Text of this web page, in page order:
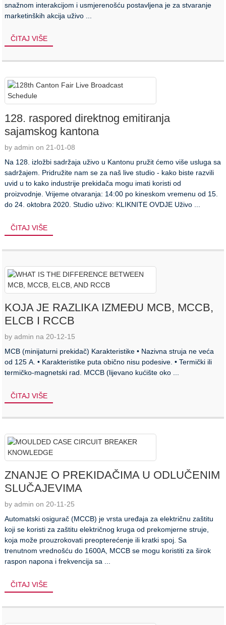
snažnom interakcijom i usmjerenošću postavljena je za stvaranje
marketinških akcija uživo ...
ČITAJ VIŠE
128. raspored direktnog emitiranja
sajamskog kantona
by admin on 21-01-08
Na 128. izložbi sadržaja uživo u Kantonu pružit ćemo više usluga sa
sadržajem. Pridružite nam se za naš live studio - kako biste razvili
uvid u to kako industrije prekidača mogu imati koristi od
proizvodnje. Vrijeme otvaranja: 14:00 po kineskom vremenu od 15.
do 24. oktobra 2020. Studio uživo: KLIKNITE OVDJE Uživo ...
ČITAJ VIŠE
KOJA JE RAZLIKA IZMEĐU MCB, MCCB,
ELCB I RCCB
by admin na 20-12-15
MCB (minijaturni prekidač) Karakteristike • Nazivna struja ne veća
od 125 A. • Karakteristike puta obično nisu podesive. • Termički ili
termičko-magnetski rad. MCCB (lijevano kućište oko ...
ČITAJ VIŠE
ZNANJE O PREKIDAČIMA U ODLUČENIM
SLUČAJEVIMA
by admin on 20-11-25
Automatski osigurač (MCCB) je vrsta uređaja za električnu zaštitu
koji se koristi za zaštitu električnog kruga od prekomjerne struje,
koja može prouzrokovati preopterećenje ili kratki spoj. Sa
trenutnom vrednošću do 1600A, MCCB se mogu koristiti za širok
raspon napona i frekvencija sa ...
ČITAJ VIŠE